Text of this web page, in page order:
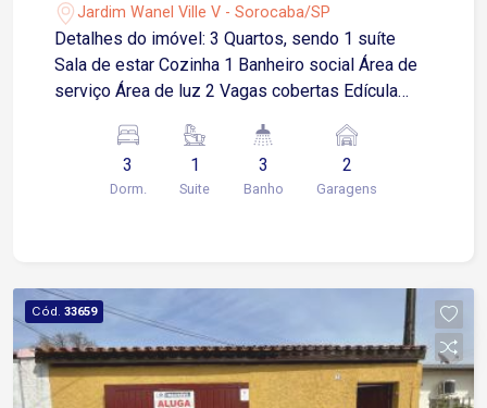
Jardim Wanel Ville V - Sorocaba/SP
Detalhes do imóvel: 3 Quartos, sendo 1 suíte
Sala de estar Cozinha 1 Banheiro social Área de
serviço Área de luz 2 Vagas cobertas Edícula
comércios, padarias, supermercados e muito
mais! Fácil acesso à Avenida Elias Maluf.
3
Dorm.
1
Suite
3
Banho
2
Garagens
Cód. 33659